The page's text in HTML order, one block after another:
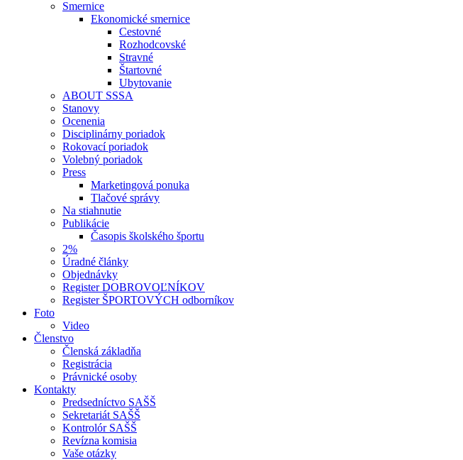
Smernice
Ekonomické smernice
Cestovné
Rozhodcovské
Stravné
Štartovné
Ubytovanie
ABOUT SSSA
Stanovy
Ocenenia
Disciplinárny poriadok
Rokovací poriadok
Volebný poriadok
Press
Marketingová ponuka
Tlačové správy
Na stiahnutie
Publikácie
Časopis školského športu
2%
Úradné články
Objednávky
Register DOBROVOĽNÍKOV
Register ŠPORTOVÝCH odborníkov
Foto
Video
Členstvo
Členská základňa
Registrácia
Právnické osoby
Kontakty
Predsedníctvo SAŠŠ
Sekretariát SAŠŠ
Kontrolór SAŠŠ
Revízna komisia
Vaše otázky